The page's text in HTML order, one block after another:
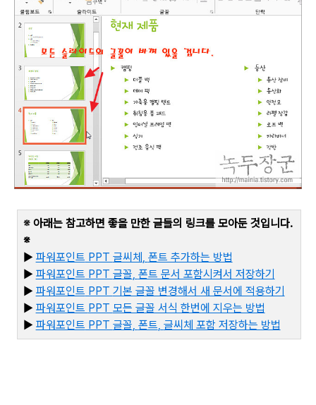
※아래는 참고하면 좋을 만한 글들의 링크를 모아둔 것입니다.
※
▶ 파워포인트 PPT 글씨체, 폰트 추가하는 방법
▶ 파워포인트 PPT 글꼴, 폰트 문서 포함시켜서 저장하기
▶ 파워포인트 PPT 기본 글꼴 변경해서 새 문서에 적용하기
▶ 파워포인트 PPT 모든 글꼴 서식 한번에 지우는 방법
▶ 파워포인트 PPT 글꼴, 폰트, 글씨체 포함 저장하는 방법